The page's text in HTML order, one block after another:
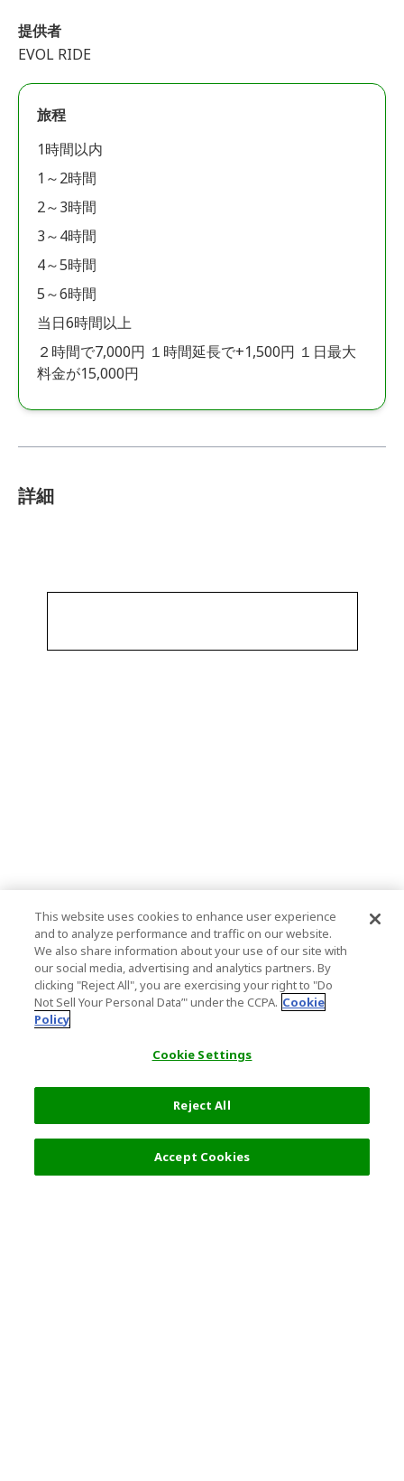
提供者
EVOL RIDE
旅程
1時間以内
1～2時間
2～3時間
3～4時間
4～5時間
5～6時間
当日6時間以上
２時間で7,000円 １時間延長で+1,500円 １日最大
料金が15,000円
詳細
This website uses cookies to enhance user experience
and to analyze performance and traffic on our website.
We also share information about your use of our site with
our social media, advertising and analytics partners. By
clicking "Reject All", you are exercising your right to "Do
Not Sell Your Personal Data’" under the CCPA. Cookie
Policy
Cookie Settings
Reject All
Accept Cookies